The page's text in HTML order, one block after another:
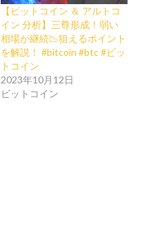
【ビットコイン ＆ アルトコ
イン 分析】三尊形成！弱い
相場が継続📉狙えるポイント
を解説！ #bitcoin #btc #ビッ
トコイン
2023年10月12日
ビットコイン